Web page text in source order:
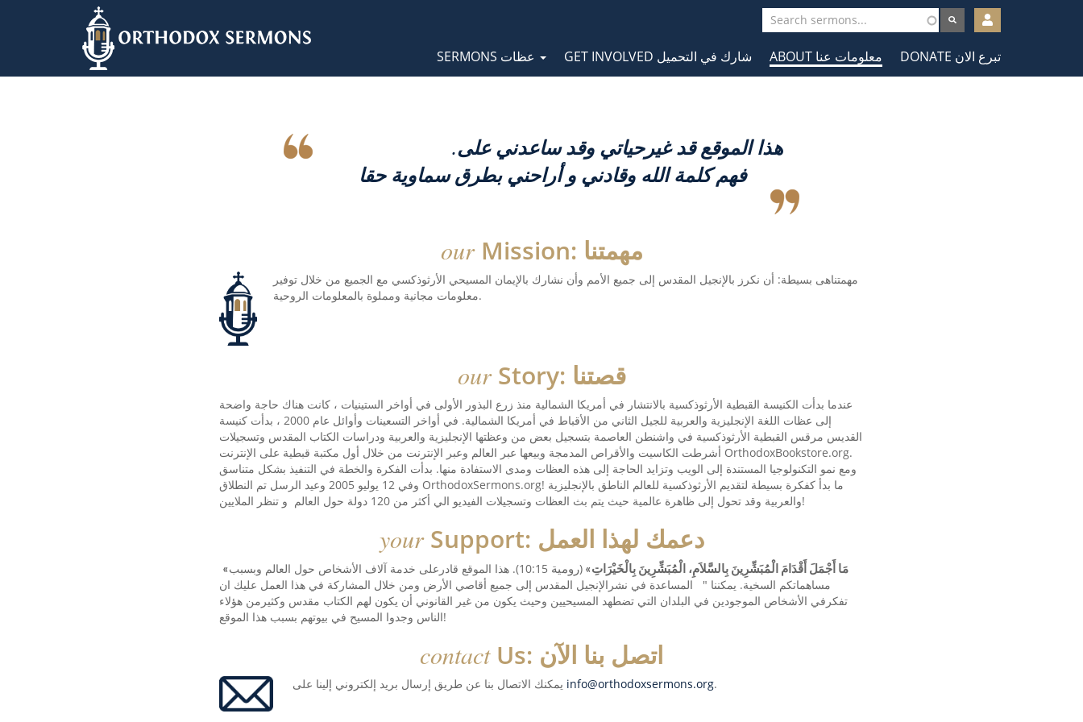
to
User
account
menu
Main GET INVOLVED شارك في التحميل ABOUT معلومات عنا DONATE تبرع الان
.هذا الموقع قد غيرحياتي وقد ساعدني على
فهم كلمة الله وقادني و أراحني بطرق سماوية حقا
our Mission: مهمتنا
مهمتناهى بسيطة: أن نكرز بالإنجيل المقدس إلى جميع الأمم وأن نشارك بالإيمان المسيحي الأرثوذكسي مع الجميع من خلال توفير
معلومات مجانية ومملوة بالمعلومات الروحية.
our Story: قصتنا
عندما بدأت الكنيسة القبطية الأرثوذكسية بالانتشار في أمريكا الشمالية منذ زرع البذور الأولى في أواخر الستينيات ، كانت هناك حاجة واضحة
إلى عظات اللغة الإنجليزية والعربية للجيل الثاني من الأقباط في أمريكا الشمالية. في أواخر التسعينات وأوائل عام 2000 ، بدأت كنيسة
القديس مرقس القبطية الأرثوذكسية في واشنطن العاصمة بتسجيل بعض من وعظتها الإنجليزية والعربية ودراسات الكتاب المقدس وتسجيلات
أشرطت الكاسيت والأقراص المدمجة وبيعها عبر العالم وعبر الإنترنت من خلال أول مكتبة قبطية على الإنترنت OrthodoxBookstore.org.
ومع نمو التكنولوجيا المستندة إلى الويب وتزايد الحاجة إلى هذه العظات ومدى الاستفادة منها. بدأت الفكرة والخطة في التنفيذ بشكل متناسق
وفي 12 يوليو 2005 وعيد الرسل تم النطلاق OrthodoxSermons.org! ما بدأ كفكرة بسيطة لتقديم الأرثوذكسية للعالم الناطق بالإنجليزية
والعربية وقد تحول إلى ظاهرة عالمية حيث يتم بث العظات وتسجيلات الفيديو الي أكثر من 120 دولة حول العالم و تنظر الملايين!
your Support: دعمك لهذا العمل
«مَا أَجْمَلَ أَقْدَامَ الْمُبَشِّرِينَ بِالسَّلاَمِ، الْمُبَشِّرِينَ بِالْخَيْرَاتِ» (رومية
10:15). هذا الموقع قادرعلى خدمة آلاف الأشخاص حول العالم وبسبب
مساهماتكم السخية. يمكننا "
المساعدة في نشرالإنجيل المقدس إلى جميع أقاصي الأرض ومن خلال المشاركة في هذا العمل عليك ان
تفكرفي الأشخاص الموجودين في البلدان التي تضطهد المسيحيين وحيث يكون من غير القانوني أن يكون لهم الكتاب مقدس وكثيرمن هؤلاء
الناس وجدوا المسيح في بيوتهم بسبب هذا الموقع!
contact Us: اتصل بنا الآن
info@orthodoxsermons.org.